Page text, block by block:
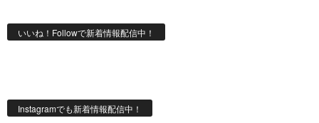
いいね！Followで新着情報配信中！
Instagramでも新着情報配信中！